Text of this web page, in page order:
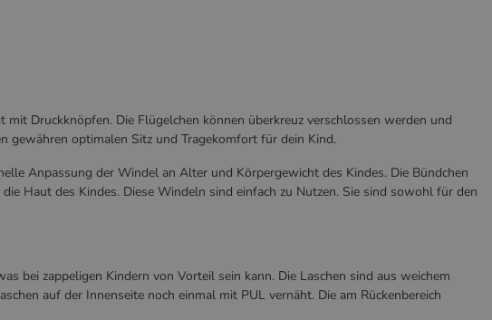
Druckknöpfen. Die Flügelchen können überkreuz verschlossen werden und
gewähren optimalen Sitz und Tragekomfort für dein Kind.
Anpassung der Windel an Alter und Körpergewicht des Kindes. Die Bündchen
Haut des Kindes. Diese Windeln sind einfach zu Nutzen. Sie sind sowohl für den
bei zappeligen Kindern von Vorteil sein kann. Die Laschen sind aus weichem
auf der Innenseite noch einmal mit PUL vernäht. Die am Rückenbereich